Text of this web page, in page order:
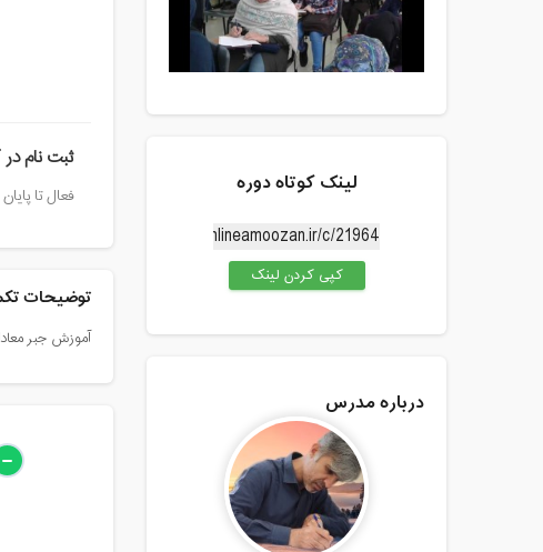
ثبت نام
فعال تا
توضیحات
آموزش جبر
لینک کوتاه دوره
کپی کردن لینک
درباره مدرس